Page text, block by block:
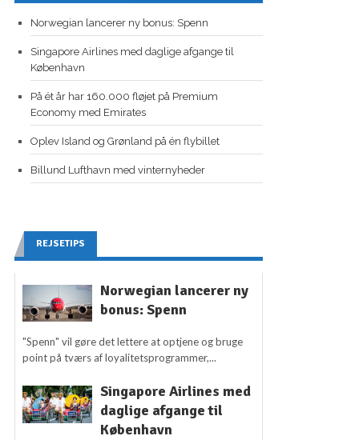
Norwegian lancerer ny bonus: Spenn
Singapore Airlines med daglige afgange til
København
På ét år har 160.000 fløjet på Premium
Economy med Emirates
Oplev Island og Grønland på én flybillet
Billund Lufthavn med vinternyheder
REJSETIPS
Norwegian lancerer ny
bonus: Spenn
"Spenn" vil gøre det lettere at optjene og bruge
point på tværs af loyalitetsprogrammer,...
Singapore Airlines med
daglige afgange til
København